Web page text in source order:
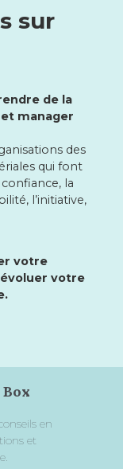
sur
de la
manager
des
qui font
la
l’initiative,
votre
votre
en
et